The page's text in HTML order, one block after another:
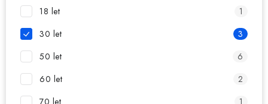
O nás Časté otázky
Zásady zpracování ochrany osobních údajů
Kontakty
18 let
1
30 let
3
50 let
6
60 let
2
70 let
1